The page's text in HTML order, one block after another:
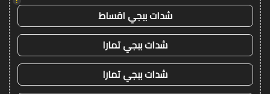
شدات ببجي اقساط
شدات ببجي تمارا
شدات ببجي تمارا